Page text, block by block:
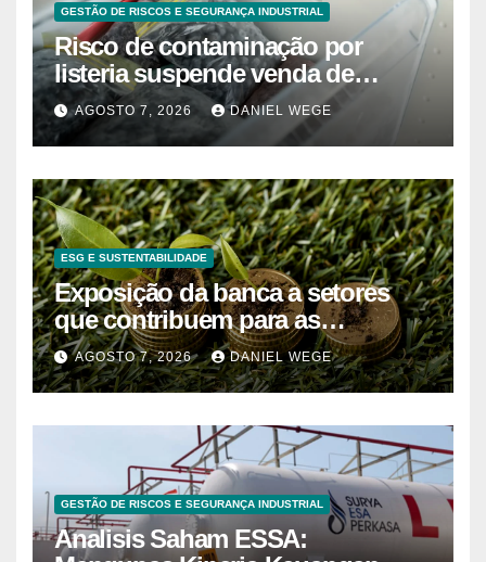
GESTÃO DE RISCOS E SEGURANÇA INDUSTRIAL
Risco de contaminação por
listeria suspende venda de
mirtilos em fábricas da América
do Norte – Mix Vale
AGOSTO 7, 2026 DANIEL WEGE
ESG E SUSTENTABILIDADE
Exposição da banca a setores
que contribuem para as
alterações climáticas mantém-se
nos 62%
AGOSTO 7, 2026 DANIEL WEGE
GESTÃO DE RISCOS E SEGURANÇA INDUSTRIAL
Analisis Saham ESSA: